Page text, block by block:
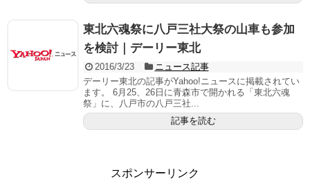
東北六魂祭に八戸三社大祭の山車も参加
を検討｜デーリー東北
2016/3/23
ニュース記事
デーリー東北の記事がYahoo!ニュースに掲載されてい
ます。 6月25、26日に青森市で開かれる「東北六魂
祭」に、八戸市の八戸三社...
記事を読む
スポンサーリンク